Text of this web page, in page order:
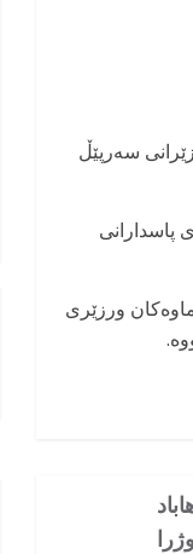
وەرزێرانی سەرپێڵ
پاسدارانی
کە بریتن لە ۲ هێکتار گەنم و ۲۰ هێکتار پاسماوەکان ورزێری